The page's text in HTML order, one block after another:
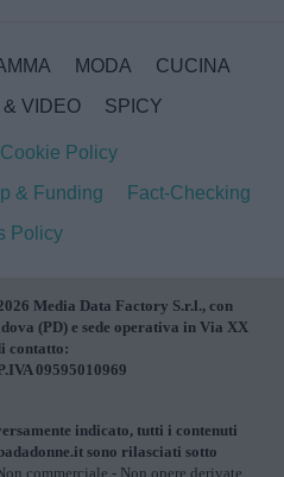
MODA
CUCINA
& VIDEO SPICY
Cookie Policy
& Funding
Fact-Checking
Policy
Media Data Factory S.r.l., con
(PD) e sede operativa in Via XX
contatto:
09595010969
indicato, tutti i contenuti
sono rilasciati sotto
commerciale - Non opere derivate